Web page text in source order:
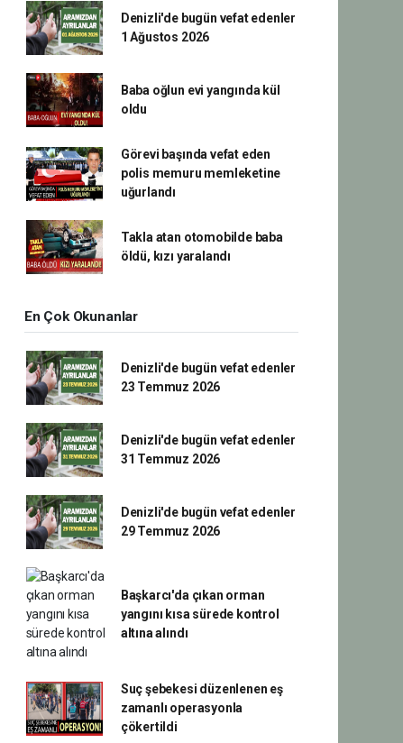
Denizli'de bugün vefat edenler
1 Ağustos 2026
Baba oğlun evi yangında kül
oldu
Görevi başında vefat eden
polis memuru memleketine
uğurlandı
Takla atan otomobilde baba
öldü, kızı yaralandı
En Çok Okunanlar
Denizli'de bugün vefat edenler
23 Temmuz 2026
Denizli'de bugün vefat edenler
31 Temmuz 2026
Denizli'de bugün vefat edenler
29 Temmuz 2026
Başkarcı'da çıkan orman
yangını kısa sürede kontrol
altına alındı
Suç şebekesi düzenlenen eş
zamanlı operasyonla
çökertildi